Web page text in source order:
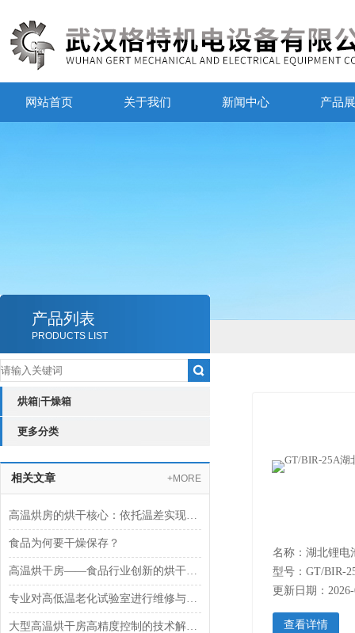
网站首页 关于我们 新闻中心 产品
产品列表
PRODUCTS LIST
烘箱|干燥箱
更多分类
相关文章 +MORE
高温烘房的烘干核心：依托温差实现热量与水分的双向传递
食品为何要干燥保存？
高温烘干房——食品行业创新的烘干解决方案
专业对高低温老化试验室进行维修与搬迁
大型高温烘干房高精度控制的技术解析与行业实践
名称：湖北锂电
型号：GT/BIR-
更新日期：
查看详情